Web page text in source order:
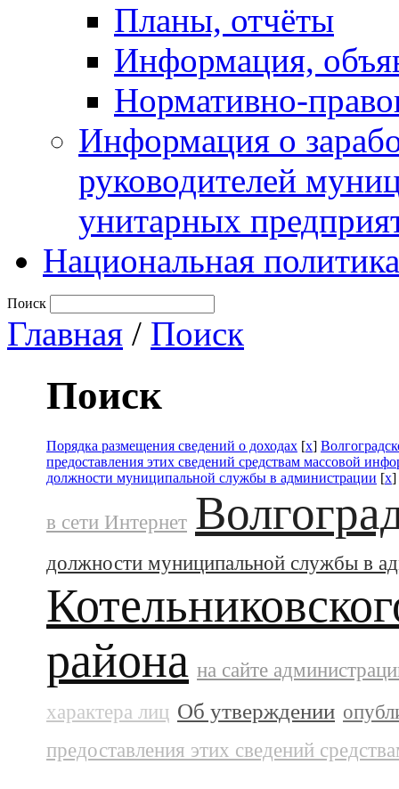
Планы, отчёты
Информация,
Нормативно-
Информация о
руководителей
унитарных
Национальная политика
Поиск
Главная / Поиск
Поиск
Порядка размещения сведений о доходах [x]
предоставления этих сведений средствам массовой
должности муниципальной службы в администрации [x]
в сети Интернет
должности муниципальной службы в
района на сайте
характера лиц Об утверждении
предоставления этих сведений